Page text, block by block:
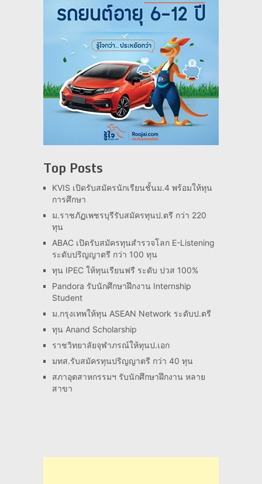
Top Posts
KVIS เปิดรับสมัครนักเรียนชั้นม.4 พร้อมให้ทุน
การศึกษา
ม.ราชภัฏเพชรบุรีรับสมัครทุนป.ตรี กว่า 220
ทุน
ABAC เปิดรับสมัครทุนสำรวจโลก E-Listening
ระดับปริญญาตรี กว่า 100 ทุน
ทุน IPEC ให้ทุนเรียนฟรี ระดับ ปวส 100%
Pandora รับนักศึกษาฝึกงาน Internship
Student
ม.กรุงเทพให้ทุน ASEAN Network ระดับป.ตรี
ทุน Anand Scholarship
ราชวิทยาลัยจุฬาภรณ์ให้ทุนป.เอก
มทส.รับสมัครทุนปริญญาตรี กว่า 40 ทุน
สภาอุตสาหกรรมฯ รับนักศึกษาฝึกงาน หลาย
สาขา